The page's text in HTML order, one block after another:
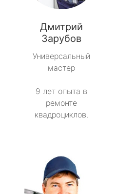
Дмитрий
Зарубов
Универсальный
мастер
9 лет опыта в
ремонте
квадроциклов.